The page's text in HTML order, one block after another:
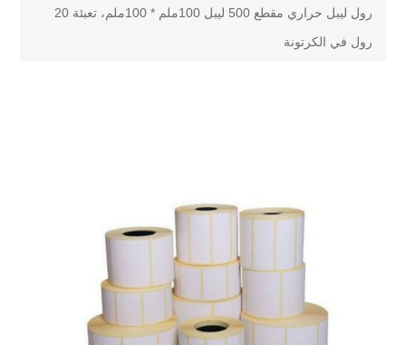
العلامات التجارية
رول ليبل حراري مقطع 500 ليبل 100ملم * 100ملم، تعبئة 20
رول في الكرتونة